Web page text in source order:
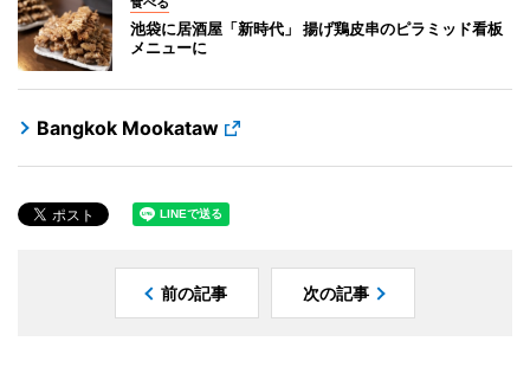
池袋に居酒屋「新時代」 揚げ鶏皮串のピラミッド看板
メニューに
Bangkok Mookataw
前の記事 次の記事